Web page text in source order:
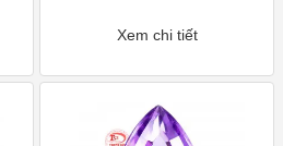
Xem chi tiết